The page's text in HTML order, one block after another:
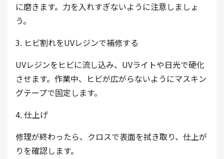
に磨きます。力を入れすぎないように注意しましょ
う。
3. ヒビ割れをUVレジンで補修する
UVレジンをヒビに流し込み、UVライトや日光で硬化
させます。作業中、ヒビが広がらないようにマスキン
グテープで固定します。
4. 仕上げ
修理が終わったら、クロスで表面を拭き取り、仕上が
りを確認します。